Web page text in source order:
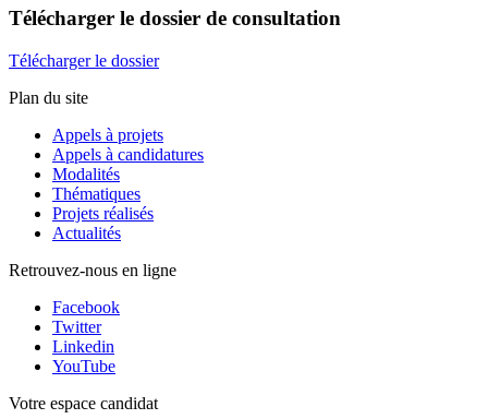
Télécharger le dossier de consultation
Télécharger le dossier
Plan du site
Appels à projets
Appels à candidatures
Modalités
Thématiques
Projets réalisés
Actualités
Retrouvez-nous en ligne
Facebook
Twitter
Linkedin
YouTube
Votre espace candidat